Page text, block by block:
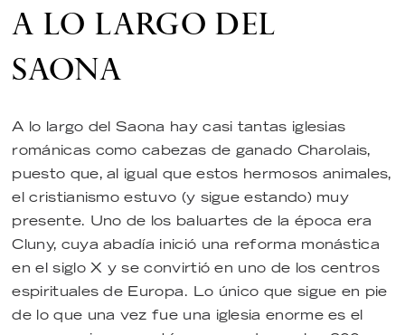
A LO LARGO DEL
SAONA
A lo largo del Saona hay casi tantas iglesias
románicas como cabezas de ganado Charolais,
puesto que, al igual que estos hermosos animales,
el cristianismo estuvo (y sigue estando) muy
presente. Uno de los baluartes de la época era
Cluny, cuya abadía inició una reforma monástica
en el siglo X y se convirtió en uno de los centros
espirituales de Europa. Lo único que sigue en pie
de lo que una vez fue una iglesia enorme es el